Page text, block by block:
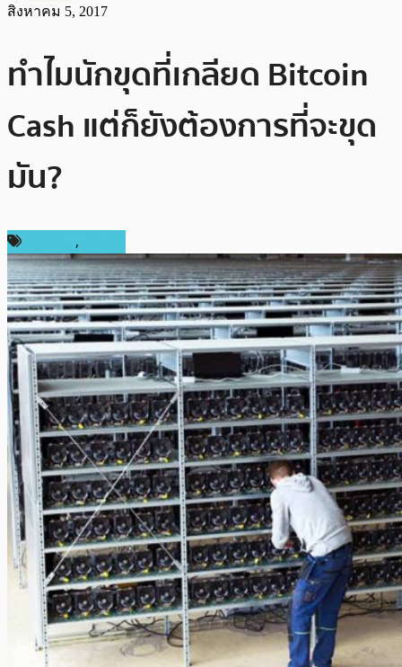
สิงหาคม 5, 2017
ทำไมนักขุดที่เกลียด Bitcoin
Cash แต่ก็ยังต้องการที่จะขุด
มัน?
,